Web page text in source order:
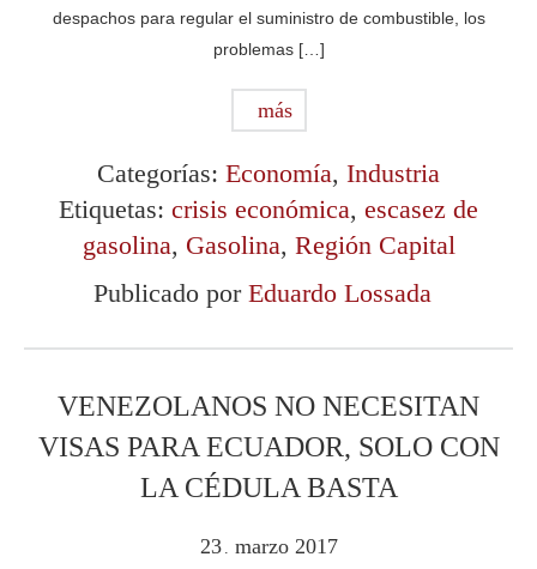
despachos para regular el suministro de combustible, los
problemas […]
más
Categorías: Economía, Industria
Etiquetas: crisis económica, escasez de
gasolina, Gasolina, Región Capital
Publicado por Eduardo Lossada
VENEZOLANOS NO NECESITAN
VISAS PARA ECUADOR, SOLO CON
LA CÉDULA BASTA
23 . marzo 2017